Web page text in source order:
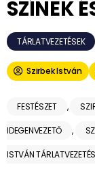
SZÍNEK
TÁRLATVEZETÉSEK
Szirbek István
FESTÉSZET ,
IDEGENVEZETŐ ,
ISTVÁN TÁRLATVEZETÉS